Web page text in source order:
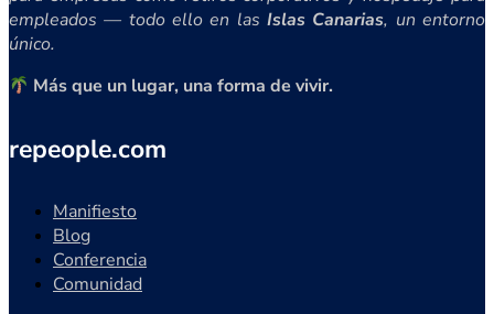
empleados — todo ello en las Islas Canarias, un entorno
único.
Más que un lugar, una forma de vivir.
repeople.com
Manifiesto
Blog
Conferencia
Comunidad